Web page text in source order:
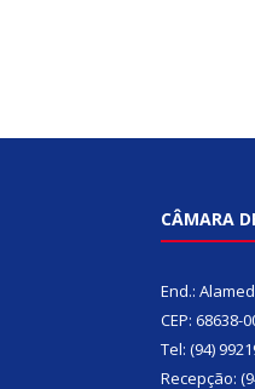
CÂMARA
End.:
CEP: 68638-
Tel: (94)
Recepção: